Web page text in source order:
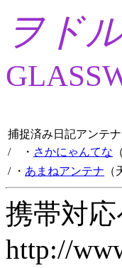
ヲド
捕捉済み日記アンテナ
/ ・ さかにゃんてな
/ ・ あまねアンテナ （
携帯対
http://